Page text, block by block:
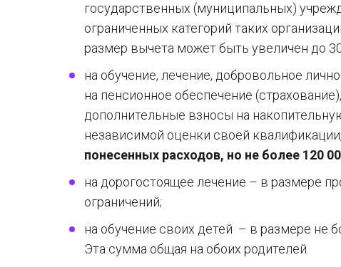
государственных (муниципальных)
ограниченных категорий таких
размер вычета может быть увеличен до
на обучение, лечение, добровольное
на пенсионное обеспечение
дополнительные взносы на
независимой оценки своей
понесенных расходов, но не более 120
на дорогостоящее лечение – в размере
ограничений;
на обучение своих детей – в размере не
Эта сумма общая на обоих родителей.